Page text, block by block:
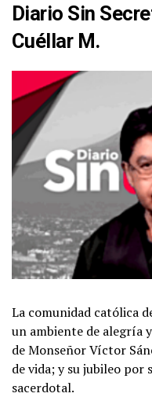
Diario Sin
Cuéllar M.
La comunidad católica
un ambiente de alegría
de Monseñor Víctor
de vida; y su jubileo por
sacerdotal.